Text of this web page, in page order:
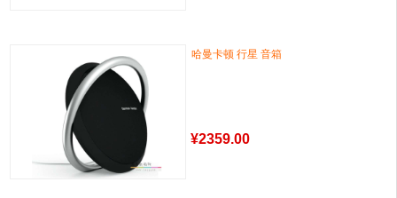
哈曼卡顿 行星 音箱
¥2359.00